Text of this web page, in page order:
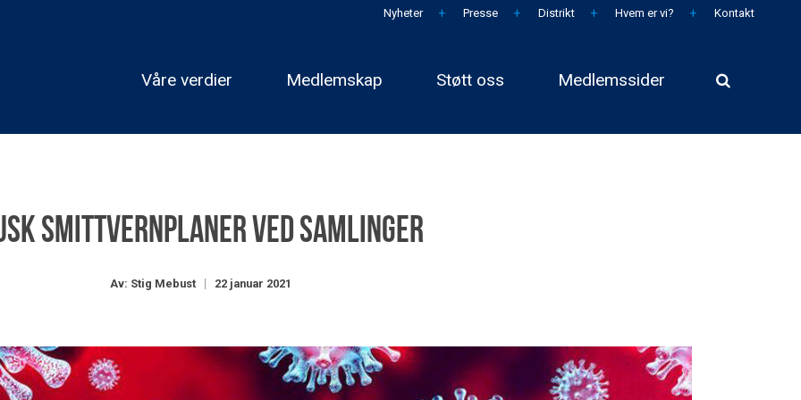
Nyheter Presse Distrikt Hvem er vi? Kontakt
Våre verdier Medlemskap Støtt oss Medlemssider
smittvernplaner ved samlinger
Av: Stig Mebust 22 januar 2021